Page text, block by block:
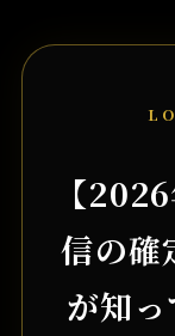
【
信の確
が知